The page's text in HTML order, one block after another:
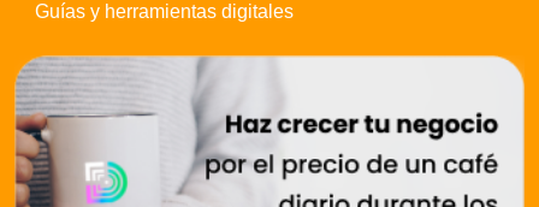
Guías y herramientas digitales